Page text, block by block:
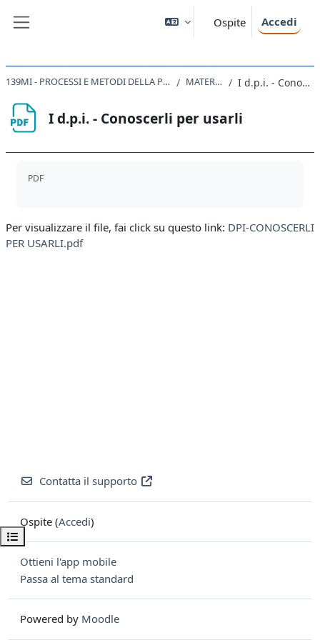
Ospite Accedi
Apri indice del corso
139MI - PROCESSI E METODI DELLA PROGETTAZIONE EDILIZIA IN SICUREZZA 2020 MATERIALI UTILI I d.p.i. - Conoscerli per usarli
I d.p.i. - Conoscerli per usarli
PDF
Per visualizzare il file, fai click su questo link: DPI-CONOSCERLI
PER USARLI.pdf
Contatta il supporto
Ospite (Accedi)
Ottieni l'app mobile
Passa al tema standard
Powered by Moodle